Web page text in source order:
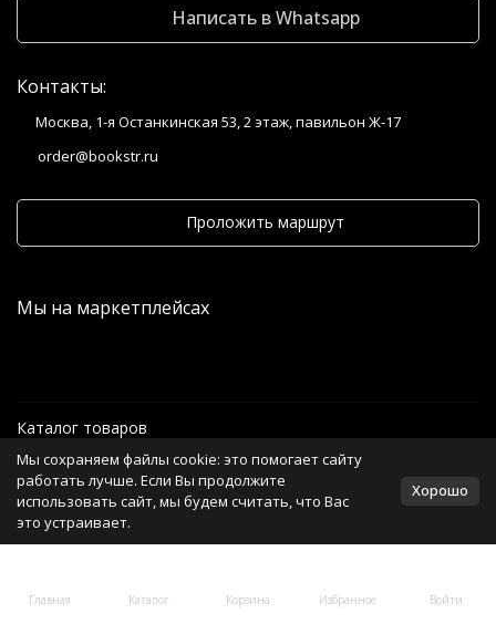
Главная Каталог Корзина Избранное Войти
Написать в Whatsapp
Контакты:
Москва, 1-я Останкинская 53, 2 этаж, павильон Ж-17
order@bookstr.ru
Проложить маршрут
Мы на маркетплейсах
Каталог товаров
Информация
Политика персональных данных
Мы сохраняем файлы cookie: это помогает сайту
работать лучше. Если Вы продолжите
использовать сайт, мы будем считать, что Вас
это устраивает.
Хорошо